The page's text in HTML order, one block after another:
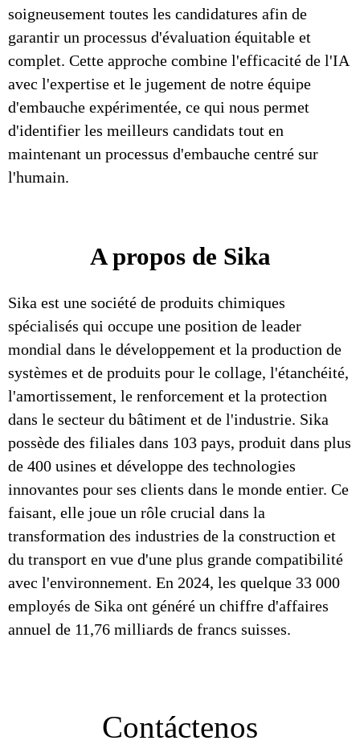
soigneusement toutes les candidatures afin de
garantir un processus d'évaluation équitable et
complet. Cette approche combine l'efficacité de l'IA
avec l'expertise et le jugement de notre équipe
d'embauche expérimentée, ce qui nous permet
d'identifier les meilleurs candidats tout en
maintenant un processus d'embauche centré sur
l'humain.
A propos de Sika
Sika est une société de produits chimiques
spécialisés qui occupe une position de leader
mondial dans le développement et la production de
systèmes et de produits pour le collage, l'étanchéité,
l'amortissement, le renforcement et la protection
dans le secteur du bâtiment et de l'industrie. Sika
possède des filiales dans 103 pays, produit dans plus
de 400 usines et développe des technologies
innovantes pour ses clients dans le monde entier. Ce
faisant, elle joue un rôle crucial dans la
transformation des industries de la construction et
du transport en vue d'une plus grande compatibilité
avec l'environnement. En 2024, les quelque 33 000
employés de Sika ont généré un chiffre d'affaires
annuel de 11,76 milliards de francs suisses.
Contáctenos